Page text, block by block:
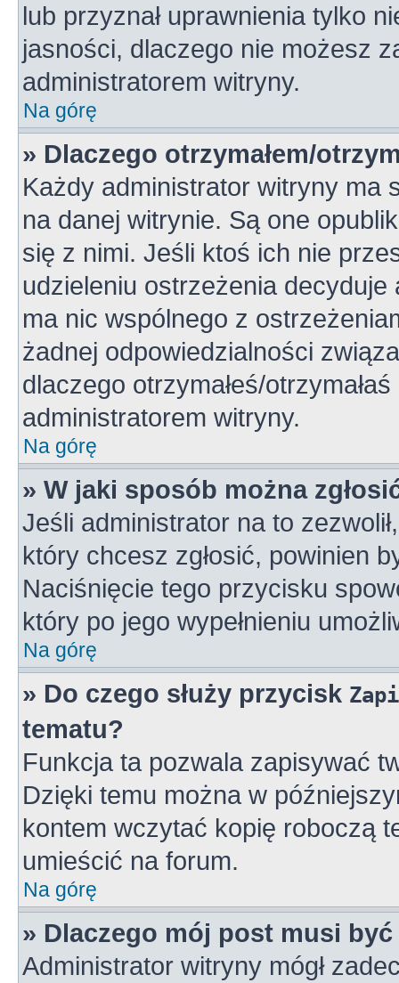
lub przyznał uprawnienia tylko
jasności, dlaczego nie możesz
administratorem witryny.
Na górę
» Dlaczego otrzymałem/
Każdy administrator witryny ma
na danej witrynie. Są one
się z nimi. Jeśli ktoś ich nie
udzieleniu ostrzeżenia
ma nic wspólnego z
żadnej odpowiedzialności
dlaczego otrzymałeś/
administratorem witryny.
Na górę
» W jaki sposób można
Jeśli administrator na to
który chcesz zgłosić, powinien
Naciśnięcie tego przycisku
który po jego wypełnieniu
Na górę
» Do czego służy przycisk
tematu?
Funkcja ta pozwala zapisywać
Dzięki temu można w
kontem wczytać kopię roboczą
umieścić na forum.
Na górę
» Dlaczego mój post musi
Administrator witryny mógł